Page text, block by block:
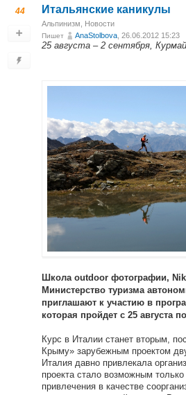
44 Итальянские каникулы
Альпинизм Новости
Пишет AnaStolbova , 26.06.2012 15:23
25 августа – 2 сентября,
Школа outdoor фотографии,
Министерство туризма
приглашают к участию в
которая пройдет с 25 августа
Курс в Италии станет вторым,
Крыму» зарубежным проектом
Италия давно привлекала
проекта стало возможным
привлечения в качестве